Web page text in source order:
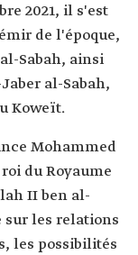
2021, il s'est
de l'époque,
Sabah, ainsi
al-Sabah,
Koweït.
Mohammed
du Royaume
II ben al-
sur les relations
les possibilités